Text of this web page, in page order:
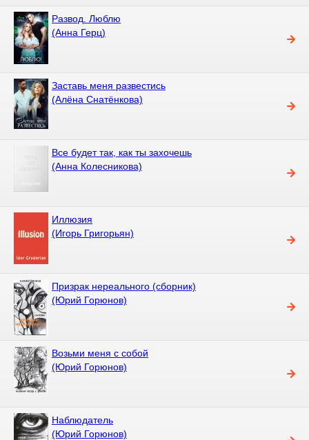
Развод. Люблю
(Анна Герц)
Заставь меня развестись
(Алёна Снатёнкова)
Все будет так, как ты захочешь
(Анна Колесникова)
Иллюзия
(Игорь Григорьян)
Призрак нереального (сборник)
(Юрий Горюнов)
Возьми меня с собой
(Юрий Горюнов)
Наблюдатель
(Юрий Горюнов)